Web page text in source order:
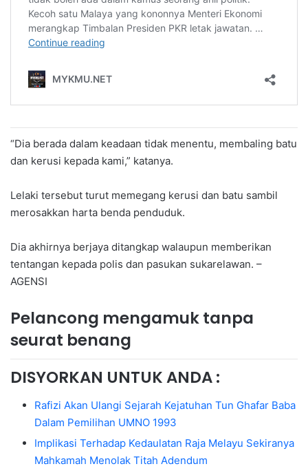
“Dia berada dalam keadaan tidak menentu, membaling batu
dan kerusi kepada kami,” katanya.
Lelaki tersebut turut memegang kerusi dan batu sambil
merosakkan harta benda penduduk.
Dia akhirnya berjaya ditangkap walaupun memberikan
tentangan kepada polis dan pasukan sukarelawan. –
AGENSI
Pelancong mengamuk tanpa
seurat benang
DISYORKAN UNTUK ANDA :
Rafizi Akan Ulangi Sejarah Kejatuhan Tun Ghafar Baba
Dalam Pemilihan UMNO 1993
Implikasi Terhadap Kedaulatan Raja Melayu Sekiranya
Mahkamah Menolak Titah Adendum